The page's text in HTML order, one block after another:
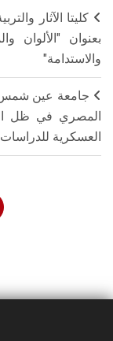
كليتا الآثار
بعنوان "الألوان
والاستدامة"
جامعة عين شمس
المصري في ظل
العسكرية للدراسات